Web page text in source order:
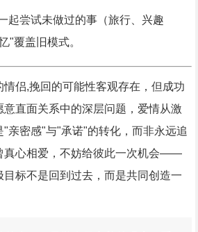
起尝试未做过的事（旅行、兴趣
"覆盖旧模式。
情侣,挽回的可能性客观存在，但成功
直面关系中的深层问题，爱情从激
亲密感"与"承诺"的转化，而非永远追
真心相爱，不妨给彼此一次机会——
标不是回到过去，而是共同创造一